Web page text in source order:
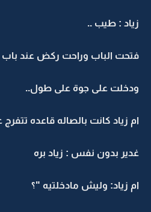
زياد : طيب ..
فتحت الباب وراحت ركض عند باب
ودخلت على جوة على طول..
ام زياد كانت بالصاله قاعده تتفرج
غدير بدون نفس : زياد بره
ام زياد: وليش مادخلتيه "؟